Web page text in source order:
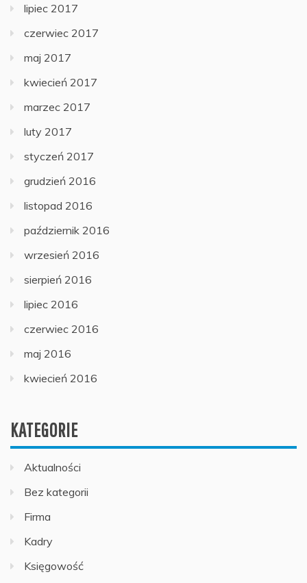
lipiec 2017
czerwiec 2017
maj 2017
kwiecień 2017
marzec 2017
luty 2017
styczeń 2017
grudzień 2016
listopad 2016
październik 2016
wrzesień 2016
sierpień 2016
lipiec 2016
czerwiec 2016
maj 2016
kwiecień 2016
KATEGORIE
Aktualności
Bez kategorii
Firma
Kadry
Księgowość